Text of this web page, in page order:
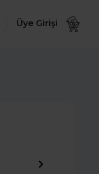
Üye Girişi